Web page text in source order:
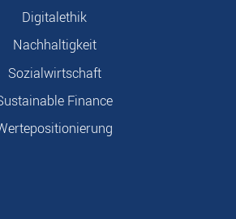
Digitalethik
Nachhaltigkeit
Sozialwirtschaft
Finance